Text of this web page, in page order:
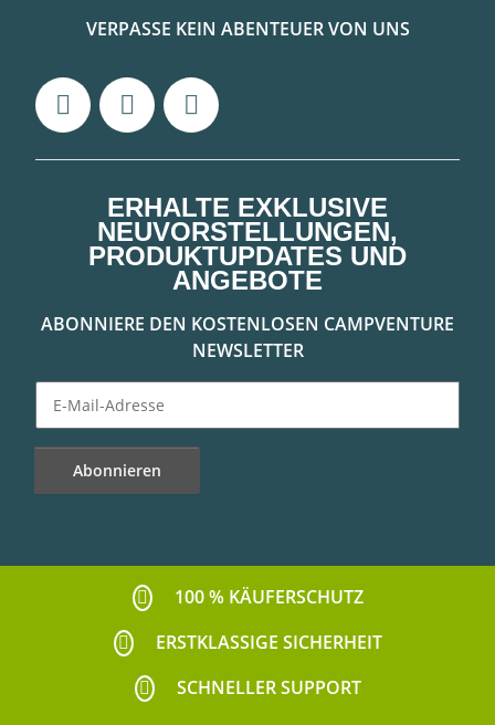
VERPASSE KEIN ABENTEUER VON UNS
ERHALTE EXKLUSIVE
NEUVORSTELLUNGEN,
PRODUKTUPDATES UND
ANGEBOTE
ABONNIERE DEN KOSTENLOSEN CAMPVENTURE
NEWSLETTER
Abonnieren
100 % KÄUFERSCHUTZ
ERSTKLASSIGE SICHERHEIT
SCHNELLER SUPPORT